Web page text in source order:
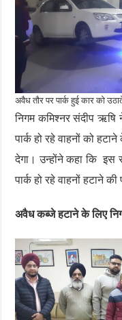
अवैध तौर पर पार्क हुई कार को
निगम कमिश्नर संदीप ऋषि
पार्क हो रहे वाहनों को
देगा। उन्होंने कहा कि इस
पार्क हो रहे वाहनों हटाने
अवैध कब्जे हटाने के लिए